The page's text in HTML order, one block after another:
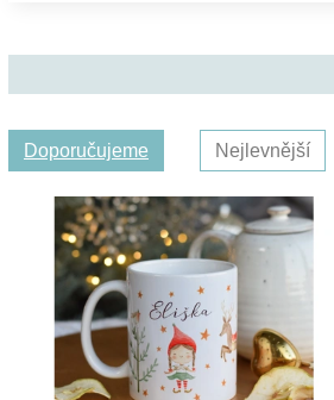
Doporučujeme Nejlevnější